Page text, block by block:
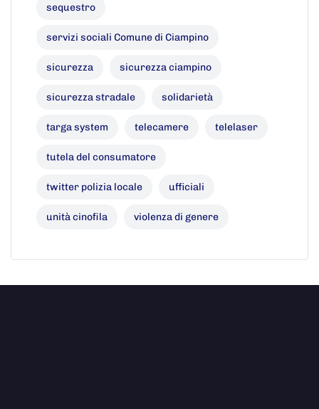
sequestro
servizi sociali Comune di Ciampino
sicurezza sicurezza ciampino
sicurezza stradale solidarietà
targa system telecamere telelaser
tutela del consumatore
twitter polizia locale ufficiali
unità cinofila violenza di genere